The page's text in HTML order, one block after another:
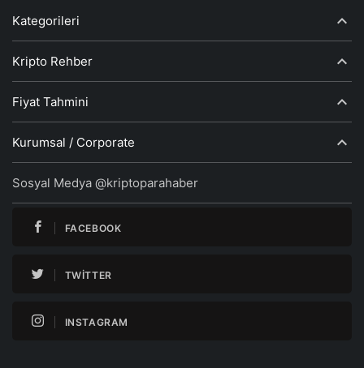
Kategorileri
Kripto Rehber
Fiyat Tahmini
Kurumsal / Corporate
Sosyal Medya @kriptoparahaber
FACEBOOK
TWITTER
INSTAGRAM